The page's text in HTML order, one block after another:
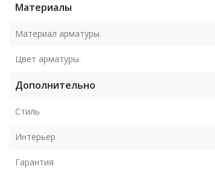
Материалы
Материал арматуры.
Цвет арматуры.
Дополнительно
Стиль
Интерьер
Гарантия